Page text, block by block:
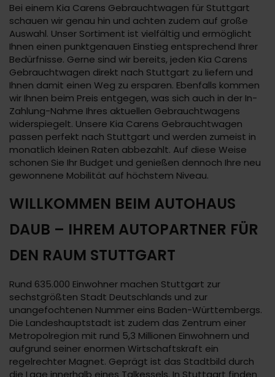
Bei einem Kia Carens Gebrauchtwagen für Stuttgart
schauen wir genau hin und achten zudem auf große
Auswahl. Unser Sortiment ist vielfältig und ermöglicht
Ihnen einen punktgenauen Einstieg entsprechend Ihrer
Bedürfnisse. Gerne sind wir bereits, jeden Kia Carens
Gebrauchtwagen direkt nach Stuttgart zu liefern und
Ihnen damit einen Weg zu ersparen. Ebenfalls kommen
wir Ihnen beim Preis entgegen, was sich auch in der In-
Zahlung-Nahme Ihres aktuellen Gebrauchtwagens
widerspiegelt. Unsere Kia Carens Gebrauchtwagen
passen perfekt nach Stuttgart und werden zumeist in
monatlich kleinen Raten abbezahlt. Auf diese Weise
schonen Sie Ihr Budget und genießen dennoch Ihre neu
gewonnene Mobilität auf höchstem Niveau.
WILLKOMMEN BEIM AUTOHAUS
DAUB – IHREM AUTOPARTNER FÜR
DEN RAUM STUTTGART
Rund 635.000 Einwohner machen Stuttgart zur
sechstgrößten Stadt Deutschlands und zur
unangefochtenen Nummer eins Baden-Württembergs.
Die Landeshauptstadt ist zudem das Zentrum einer
Metropolregion mit rund 5,3 Millionen Einwohnern und
aufgrund seiner enormen Wirtschaftskraft ein
regelrechter Magnet. Geprägt ist das Stadtbild durch
die Lage innerhalb eines Talkessels. In Stuttgart finden